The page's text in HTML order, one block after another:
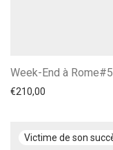
Week-End à Rome#5
€210,00